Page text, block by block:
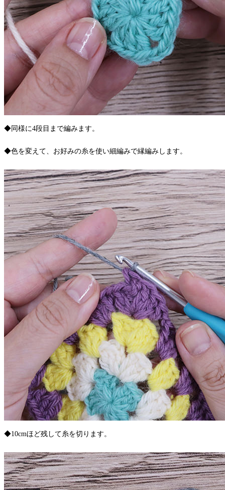
◆同様に4段目まで編みます。
◆色を変えて、お好みの糸を使い細編みで縁編みします。
◆10cmほど残して糸を切ります。